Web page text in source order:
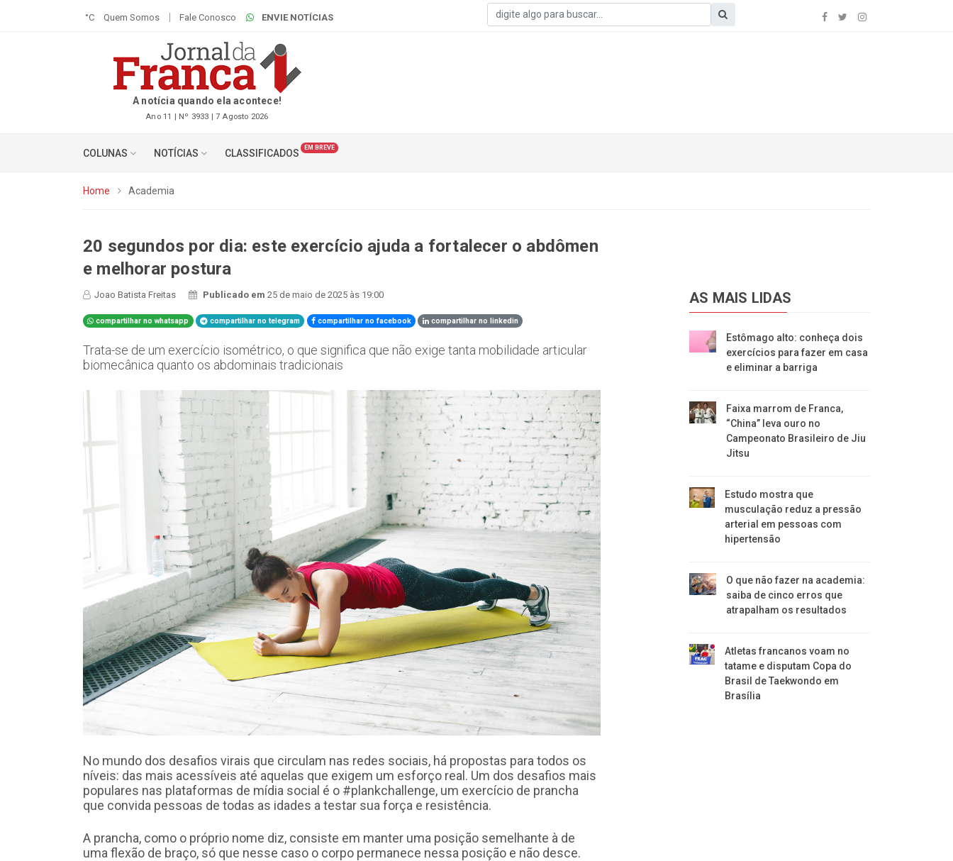
°C Quem Somos Fale Conosco ENVIE NOTÍCIAS
A notícia quando ela acontece!
Ano 11 | Nº 3933 | 7 Agosto 2026
COLUNAS NOTÍCIAS CLASSIFICADOS EM BREVE
Home Academia
20 segundos por dia: este exercício ajuda a fortalecer o abdômen
e melhorar postura
Joao Batista Freitas Publicado em25 de maio de 2025 às 19:00
compartilhar no whatsapp compartilhar no telegram compartilhar no facebook compartilhar no linkedin
Trata-se de um exercício isométrico, o que significa que não exige tanta mobilidade articular
biomecânica quanto os abdominais tradicionais
No mundo dos desafios virais que circulam nas redes sociais, há propostas para todos os
níveis: das mais acessíveis até aquelas que exigem um esforço real. Um dos desafios mais
populares nas plataformas de mídia social é o #plankchallenge, um exercício de prancha
que convida pessoas de todas as idades a testar sua força e resistência.
A prancha, como o próprio nome diz, consiste em manter uma posição semelhante à de
uma flexão de braço, só que nesse caso o corpo permanece nessa posição e não desce.
AS MAIS LIDAS
Estômago alto: conheça dois
exercícios para fazer em casa
e eliminar a barriga
Faixa marrom de Franca,
“China” leva ouro no
Campeonato Brasileiro de Jiu
Jitsu
Estudo mostra que
musculação reduz a pressão
arterial em pessoas com
hipertensão
O que não fazer na academia:
saiba de cinco erros que
atrapalham os resultados
Atletas francanos voam no
tatame e disputam Copa do
Brasil de Taekwondo em
Brasília